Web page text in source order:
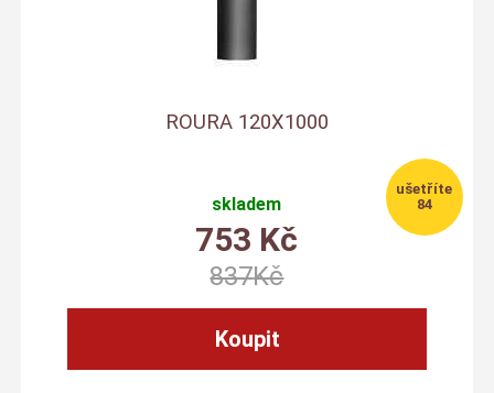
ROURA 120X1000
skladem
753 Kč
84
837Kč